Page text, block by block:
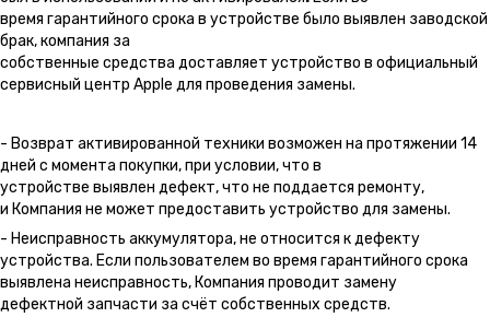
время гарантийного срока в устройстве было выявлен заводской
брак, компания за
собственные средства доставляет устройство в официальный
сервисный центр Apple для проведения замены.
- Возврат активированной техники возможен на протяжении 14
дней с момента покупки, при условии, что в
устройстве выявлен дефект, что не поддается ремонту,
и Компания не может предоставить устройство для замены.
- Неисправность аккумулятора, не относится к дефекту
устройства. Если пользователем во время гарантийного срока
выявлена неисправность, Компания проводит замену
дефектной запчасти за счёт собственных средств.